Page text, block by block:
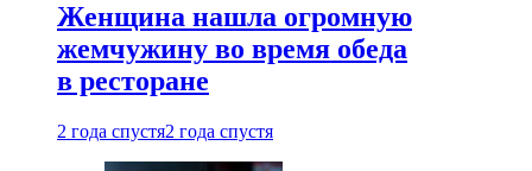
Женщина нашла огромную
жемчужину во время обеда
в ресторане
2 года спустя2 года спустя